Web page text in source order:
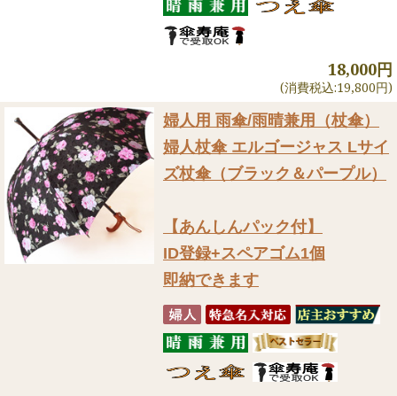
18,000円
(消費税込:19,800円)
婦人用 雨傘/雨晴兼用（杖傘）
婦人杖傘 エルゴージャス Lサイ
ズ杖傘（ブラック＆パープル）
【あんしんパック付】
ID登録+スペアゴム1個
即納できます